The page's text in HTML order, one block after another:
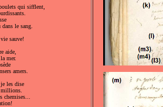
qui sifflent,
le sang.
sauve!
aide,
mer.
amers.
les dise
chemises...